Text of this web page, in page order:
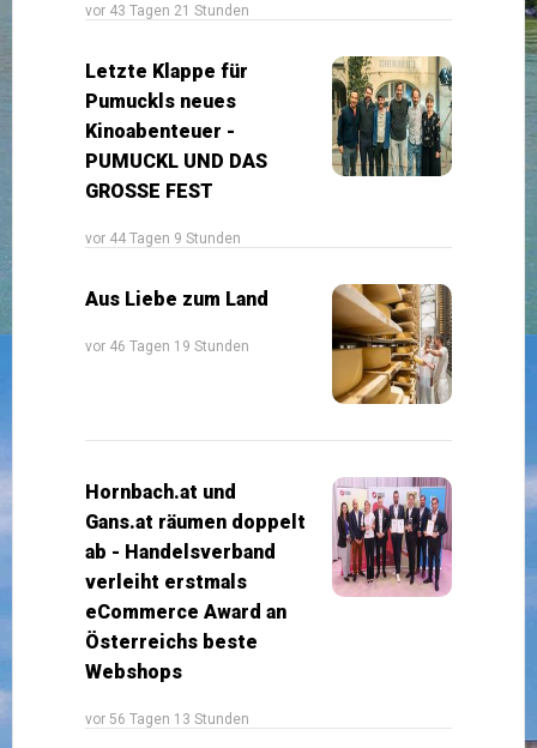
vor 43 Tagen 21 Stunden
Letzte Klappe für
Pumuckls neues
Kinoabenteuer -
PUMUCKL UND DAS
GROSSE FEST
vor 44 Tagen 9 Stunden
Aus Liebe zum Land
vor 46 Tagen 19 Stunden
Hornbach.at und
Gans.at räumen doppelt
ab - Handelsverband
verleiht erstmals
eCommerce Award an
Österreichs beste
Webshops
vor 56 Tagen 13 Stunden